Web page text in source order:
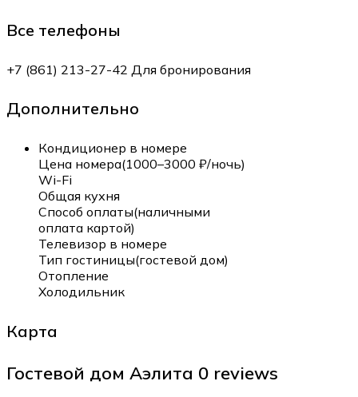
Все телефоны
+7 (861) 213-27-42 Для бронирования
Дополнительно
Кондиционер в номере
Цена номера(1000–3000 ₽/ночь)
Wi-Fi
Общая кухня
Способ оплаты(наличными
оплата картой)
Телевизор в номере
Тип гостиницы(гостевой дом)
Отопление
Холодильник
Карта
Гостевой дом Аэлита 0 reviews